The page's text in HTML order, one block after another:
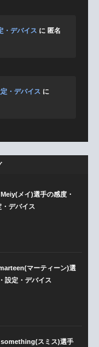
・デバイス に 匿名
・デバイス に
メイ)選手の感度・
・デバイス
マーティーン)選
設定・デバイス
something(スミス)選手